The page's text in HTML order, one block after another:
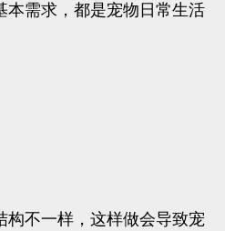
本需求，都是宠物日常生活
构不一样，这样做会导致宠